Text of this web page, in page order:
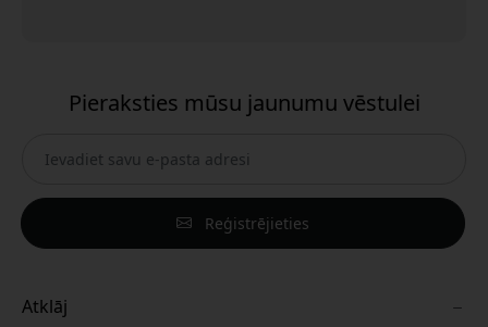
Pieraksties mūsu jaunumu vēstulei
Reģistrējieties
Atklāj